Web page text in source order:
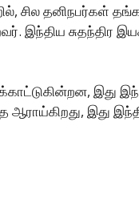
சில தனிநபர்கள்
இந்திய சுதந்திர
இது
இது